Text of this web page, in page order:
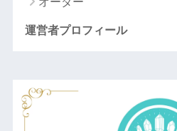
運営者プロフィール